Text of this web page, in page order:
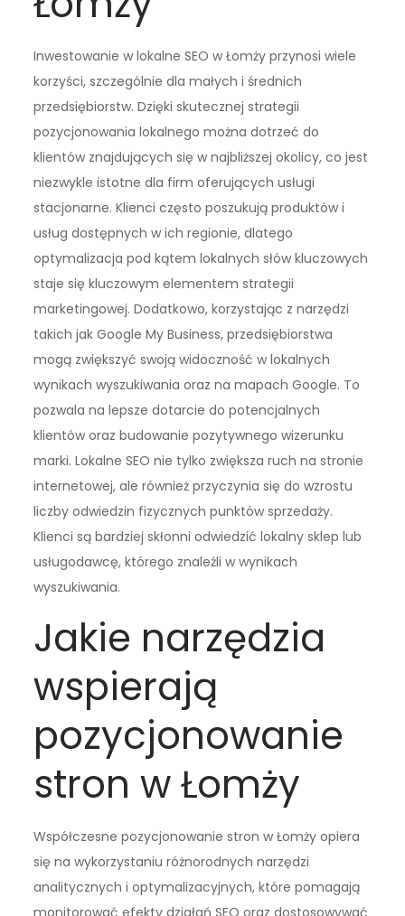
Inwestowanie w lokalne SEO w Łomży przynosi wiele
korzyści, szczególnie dla małych i średnich
przedsiębiorstw. Dzięki skutecznej strategii
pozycjonowania lokalnego można dotrzeć do
klientów znajdujących się w najbliższej okolicy, co jest
niezwykle istotne dla firm oferujących usługi
stacjonarne. Klienci często poszukują produktów i
usług dostępnych w ich regionie, dlatego
optymalizacja pod kątem lokalnych słów kluczowych
staje się kluczowym elementem strategii
marketingowej. Dodatkowo, korzystając z narzędzi
takich jak Google My Business, przedsiębiorstwa
mogą zwiększyć swoją widoczność w lokalnych
wynikach wyszukiwania oraz na mapach Google. To
pozwala na lepsze dotarcie do potencjalnych
klientów oraz budowanie pozytywnego wizerunku
marki. Lokalne SEO nie tylko zwiększa ruch na stronie
internetowej, ale również przyczynia się do wzrostu
liczby odwiedzin fizycznych punktów sprzedaży.
Klienci są bardziej skłonni odwiedzić lokalny sklep lub
usługodawcę, którego znaleźli w wynikach
wyszukiwania.
Jakie narzędzia
wspierają
pozycjonowanie
stron w Łomży
Współczesne pozycjonowanie stron w Łomży opiera
się na wykorzystaniu różnorodnych narzędzi
analitycznych i optymalizacyjnych, które pomagają
monitorować efekty działań SEO oraz dostosowywać